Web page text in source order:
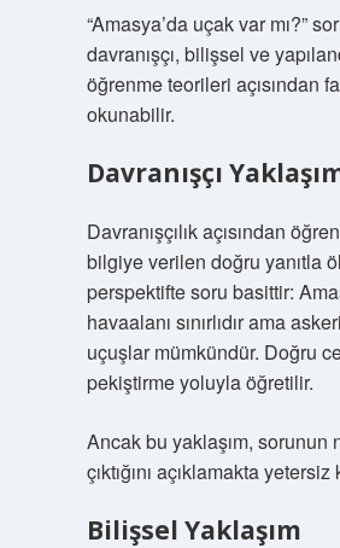
“Amasya’da uçak var mı?”
davranışçı, bilişsel ve
öğrenme teorileri açısından
okunabilir.
Davranışçı
Davranışçılık açısından
bilgiye verilen doğru yanıtla
perspektifte soru basittir:
havaalanı sınırlıdır ama
uçuşlar mümkündür. Doğru
pekiştirme yoluyla öğretilir.
Ancak bu yaklaşım, sorunun
çıktığını açıklamakta yetersiz
Bilişsel Yaklaşım